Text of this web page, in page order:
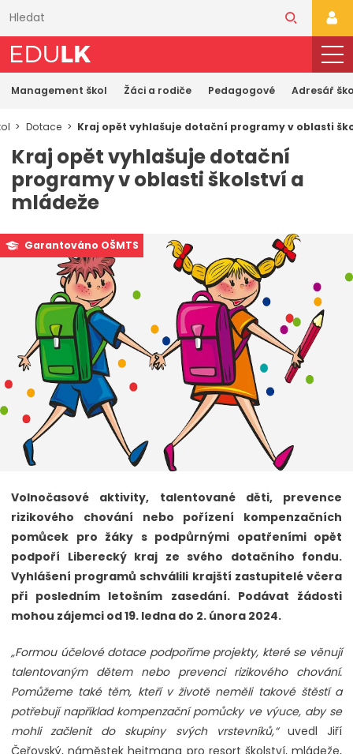
obsahu
Management škol Žáci a rodiče Pedagogové Adresář
Dotace Kraj opět vyhlašuje dotační programy v oblasti
Kraj opět vyhlašuje dotační
programy v oblasti školství a
mládeže
Garantováno OŠMTS
Volnočasové aktivity, talentované děti, prevence
rizikového chování nebo pořízení kompenzačních
pomůcek pro žáky s podpůrnými opatřeními opět
podpoří Liberecký kraj ze svého dotačního fondu.
Vyhlášení programů schválili krajští zastupitelé včera
při posledním letošním zasedání. Podávat žádosti
mohou zájemci od 19. ledna do 2. února 2024.
„Formou účelové dotace podpoříme projekty, které se věnují
talentovaným dětem nebo prevenci rizikového chování.
Pomůžeme také těm, kteří v životě neměli takové štěstí a
potřebují například kompenzační pomůcky ve výuce, aby se
mohli začlenit do skupiny svých vrstevníků,“uvedl Jiří
Čeřovský, náměstek hejtmana pro resort školství, mládeže,